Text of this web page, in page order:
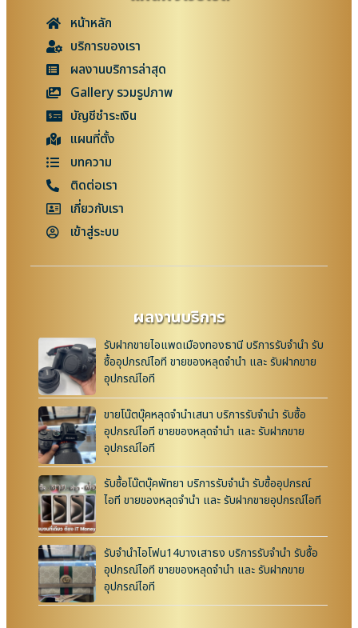
หน้าหลัก
บริการของเรา
ผลงานบริการล่าสุด
Gallery รวมรูปภาพ
บัญชีชำระเงิน
แผนที่ตั้ง
บทความ
ติดต่อเรา
เกี่ยวกับเรา
เข้าสู่ระบบ
ผลงานบริการ
รับฝากขายไอแพดเมืองทองธานี บริการรับจำนำ รับ
ซื้ออุปกรณ์ไอที ขายของหลุดจำนำ และ รับฝากขาย
อุปกรณ์ไอที
ขายโน๊ตบุ๊คหลุดจำนำเสนา บริการรับจำนำ รับซื้อ
อุปกรณ์ไอที ขายของหลุดจำนำ และ รับฝากขาย
อุปกรณ์ไอที
รับซื้อโน๊ตบุ๊คพัทยา บริการรับจำนำ รับซื้ออุปกรณ์
ไอที ขายของหลุดจำนำ และ รับฝากขายอุปกรณ์ไอที
รับจำนำไอโฟน14บางเสาธง บริการรับจำนำ รับซื้อ
อุปกรณ์ไอที ขายของหลุดจำนำ และ รับฝากขาย
อุปกรณ์ไอที